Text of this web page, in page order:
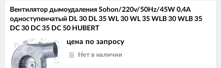
Вентилятор дымоудаления Sohon/220v/50Hz/45W 0,4A
одноступенчатый DL 30 DL 35 WL 30 WL 35 WLB 30 WLB 35
DC 30 DC 35 DC 50 HUBERT
цена по запросу
Нет в наличии